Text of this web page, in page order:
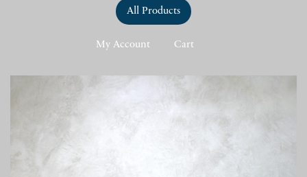
All Products
My Account Cart